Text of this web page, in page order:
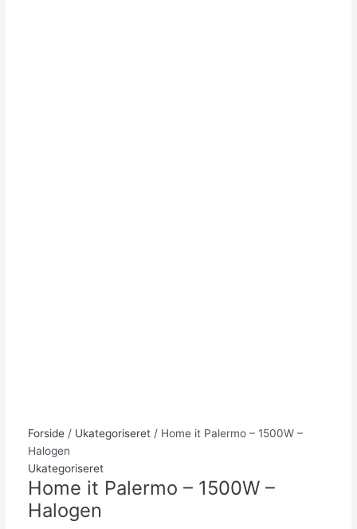
Forside/ Ukategoriseret/ Home it Palermo – 1500W –
Halogen
Ukategoriseret
Home it Palermo – 1500W –
Halogen